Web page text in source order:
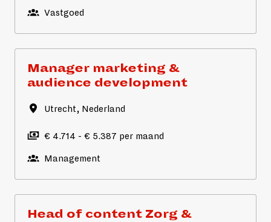
Vastgoed
Manager marketing &
audience development
Utrecht, Nederland
€ 4.714 - € 5.387 per maand
Management
Head of content Zorg &